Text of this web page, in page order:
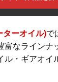
ターオイル)で
富なラインナ
ル・ギアオイ